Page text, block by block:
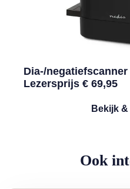
Dia-/negatiefscanner
Lezersprijs € 69,95
Bekijk &
Ook